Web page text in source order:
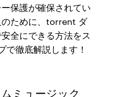
保護が確保されてい
ために、torrent ダ
全にできる方法をス
で徹底解説します！
ミュージック